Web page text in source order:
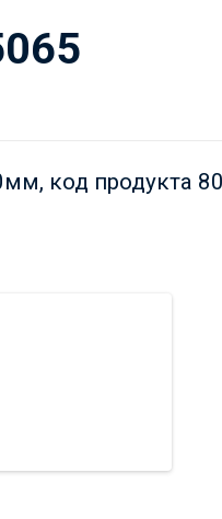
код продукта